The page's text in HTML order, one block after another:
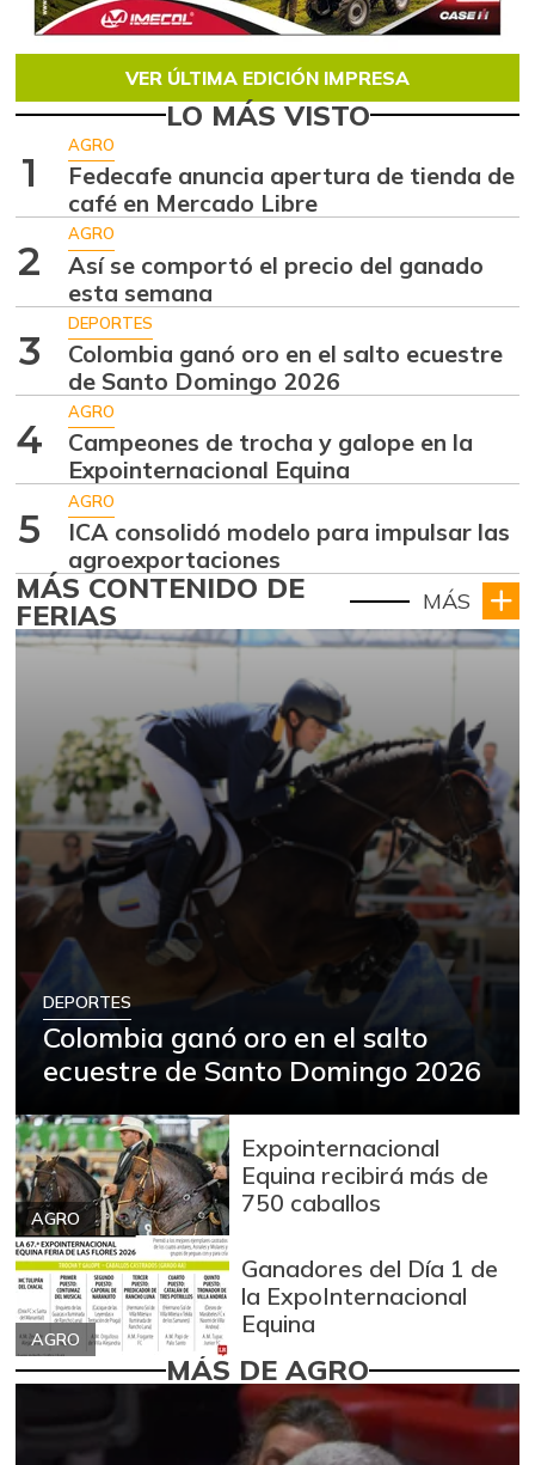
VER ÚLTIMA EDICIÓN IMPRESA
LO MÁS VISTO
1
AGRO
Fedecafe anuncia apertura de tienda de
café en Mercado Libre
2
AGRO
Así se comportó el precio del ganado
esta semana
3
DEPORTES
Colombia ganó oro en el salto ecuestre
de Santo Domingo 2026
4
AGRO
Campeones de trocha y galope en la
Expointernacional Equina
5
AGRO
ICA consolidó modelo para impulsar las
agroexportaciones
MÁS CONTENIDO DE
FERIAS MÁS
DEPORTES
Colombia ganó oro en el salto
ecuestre de Santo Domingo 2026
AGRO
Expointernacional
Equina recibirá más de
750 caballos
AGRO
Ganadores del Día 1 de
la ExpoInternacional
Equina
MÁS DE AGRO